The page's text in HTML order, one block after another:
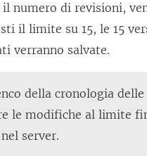
numero di revisioni,
il limite su 15, le 15
verranno salvate.
della cronologia
le modifiche al limite
server.